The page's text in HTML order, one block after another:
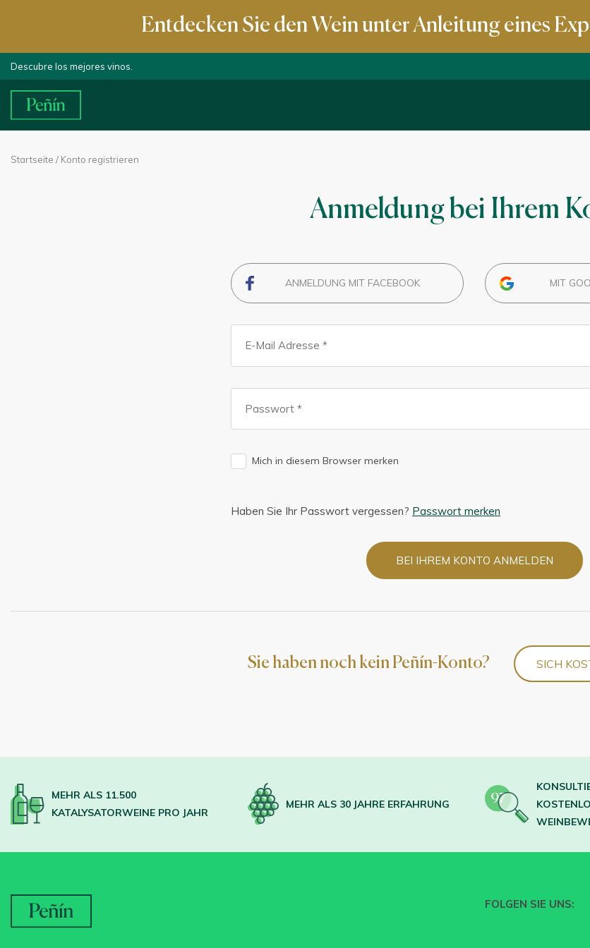
Entdecken Sie den Wein unter Anleitung eines
Descubre los mejores vinos.
Startseite / Konto registrieren
Anmeldung bei Ihrem
ANMELDUNG MIT FACEBOOK MIT
Mich in diesem Browser merken
Haben Sie Ihr Passwort vergessen? Passwort merken
BEI IHREM KONTO ANMELDEN
Sie haben noch kein Peñín-Konto? SICH
MEHR ALS 11.500
KATALYSATORWEINE PRO JAHR
MEHR ALS 30 JAHRE ERFAHRUNG
FOLGEN SIE UNS: